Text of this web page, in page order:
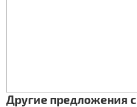
Другие предложения